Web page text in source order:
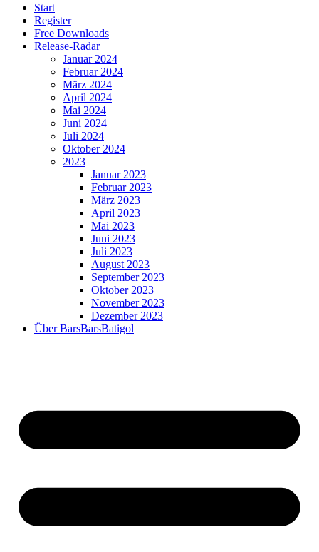
Start
Register
Free Downloads
Release-Radar
Januar 2024
Februar 2024
März 2024
April 2024
Mai 2024
Juni 2024
Juli 2024
Oktober 2024
2023
Januar 2023
Februar 2023
März 2023
April 2023
Mai 2023
Juni 2023
Juli 2023
August 2023
September 2023
Oktober 2023
November 2023
Dezember 2023
Über BarsBarsBatigol